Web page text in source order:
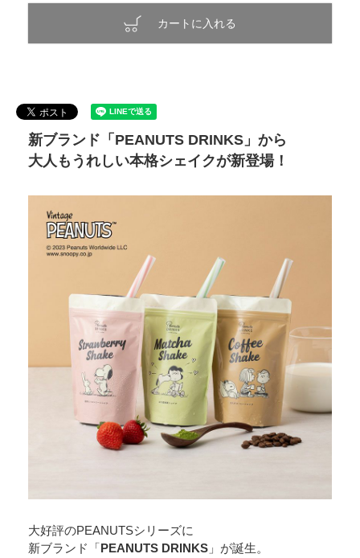
カートに入れる
新ブランド「PEANUTS DRINKS」から
大人もうれしい本格シェイクが新登場！
大好評のPEANUTSシリーズに
新ブランド「PEANUTS DRINKS 」が誕生。